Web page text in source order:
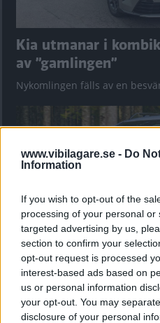
www.vibilagare.se - Do
Information
If you wish to opt-out of the
processing of your personal
targeted advertising by us,
section to confirm your
opt-out request is processed
interest-based ads based on
us or personal information
your opt-out. You may
disclosure of your personal
Kia utmanar i
av ”gamlingen”
Nykomlingen fälls av en
”God chans att bli
Utbudet av terrängdugliga
nu på av eldrivna Toyota